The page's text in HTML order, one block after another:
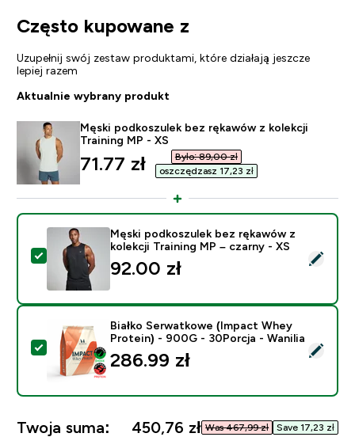
Często kupowane z
Uzupełnij swój zestaw produktami, które działają jeszcze
lepiej razem
Aktualnie wybrany produkt
Męski podkoszulek bez rękawów z kolekcji
Training MP - XS
discounted price
71.77 zł‎
Było: 89,00 zł‎
oszczędzasz 17,23 zł‎
Wybierz ten produkt - Męski podkoszulek bez
Męski podkoszulek bez rękawów z
kolekcji Training MP – czarny - XS
92.00 zł‎
Wybierz ten produkt - Białko Serwatkowe (Impact
Białko Serwatkowe (Impact Whey
Protein) - 900G - 30Porcja - Wanilia
286.99 zł‎
Twoja suma: 450,76 zł‎ Was 467,99 zł‎ Save 17,23 zł‎